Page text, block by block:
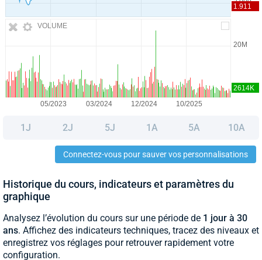
VOLUME
1J 2J 5J 1A 5A 10A
Connectez-vous pour sauver vos personnalisations
Historique du cours, indicateurs et paramètres du
graphique
Analysez l’évolution du cours sur une période de 1 jour à 30
ans. Affichez des indicateurs techniques, tracez des niveaux et
enregistrez vos réglages pour retrouver rapidement votre
configuration.